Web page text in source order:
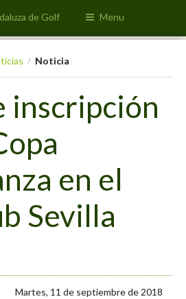
de Golf Menu
/ Noticia
inscripción
en el
Sevilla
Martes, 11 de septiembre de 2018